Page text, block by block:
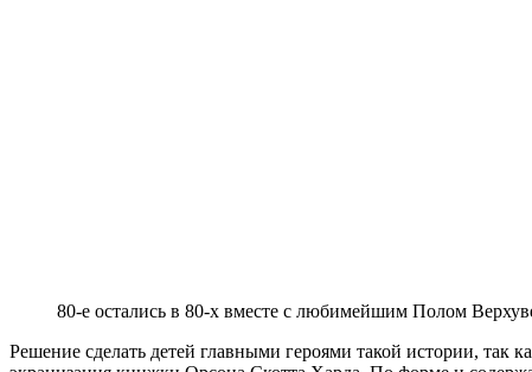
80-е остались в 80-х вместе с любимейшим Полом
Решение сделать детей главными героями такой истории,